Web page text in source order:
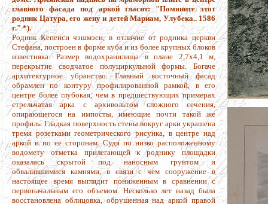
главного фасада под аркой гласит: "Помяните этот
родник Цатура, его жену и детей Мариам, Улубека.. 1586
г." *).
Родник Кепенси чэшмэси, в отличие от родника церкви
Стефана, построен в форме куба и из более крупных блоков
известняка. Размер водохранилища в плане 2,7x4,1 м,
перекрытие сводчатое полуциркульной формы. Богаче
архитектурное убранство. Главный восточный фасад
обрамлен по контуру профилированной рамкой, в его
центре более глубокая, чем в предшествующих примерах
стрельчатая арка с архивольтом сложного сечения,
опирающегося на импосты, имеющие почти такой же
профиль. Гладкая поверхность стены вокруг арки украшена
тремя розетками геометрического рисунка, в центре над
аркой и по ее сторонам. Судя по низко расположенному
водомету отметка прилегающей к роднику площадки
оказалась скрытой под наносным грунтом и
обвалившимися камнями, в связи с чем сооружение в
настоящее время выглядит пониженным в сравнении с
первоначальным его объемом. Несколько лет назад была
восстановлена облицовка, обрушенная над аркой правой